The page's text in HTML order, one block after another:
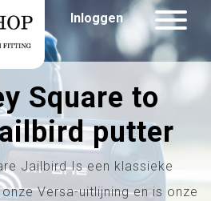
Inloggen
Square to
putter
Jailbird Is een klassieke
Versa-uitlijning en is onze